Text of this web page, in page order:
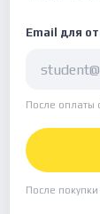
Email для
После оплаты
После